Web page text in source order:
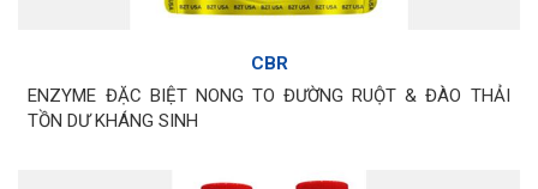
CBR
ENZYME ĐẶC BIỆT NONG TO ĐƯỜNG RUỘT & ĐÀO THẢI
TỒN DƯ KHÁNG SINH